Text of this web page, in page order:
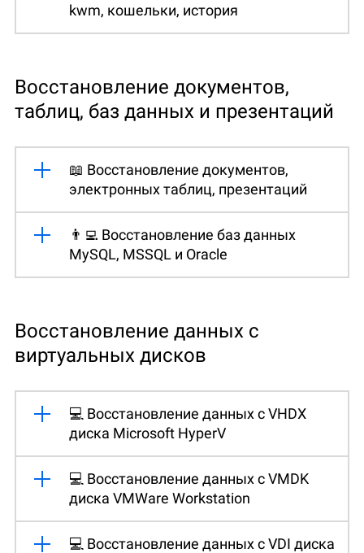
kwm, кошельки, история
Восстановление документов,
таблиц, баз данных и презентаций
📖 Восстановление документов,
электронных таблиц, презентаций
👨‍💻 Восстановление баз данных
MySQL, MSSQL и Oracle
Восстановление данных с
виртуальных дисков
💻 Восстановление данных с VHDX
диска Microsoft HyperV
💻 Восстановление данных с VMDK
диска VMWare Workstation
💻 Восстановление данных с VDI диска